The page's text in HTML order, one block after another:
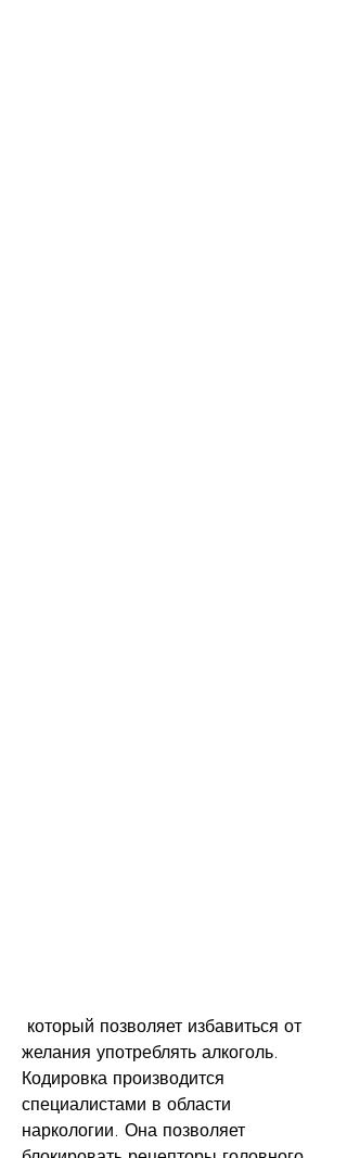
желания употреблять алкоголь.
Кодировка производится
специалистами в области
наркологии. Она позволяет